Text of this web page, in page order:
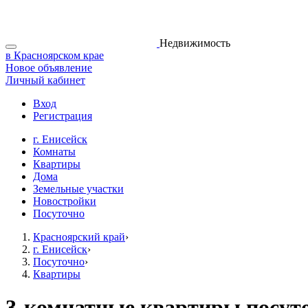
Недвижимость
в Красноярском крае
Новое объявление
Личный кабинет
Вход
Регистрация
г. Енисейск
Комнаты
Квартиры
Дома
Земельные участки
Новостройки
Посуточно
Красноярский край›
г. Енисейск›
Посуточно›
Квартиры